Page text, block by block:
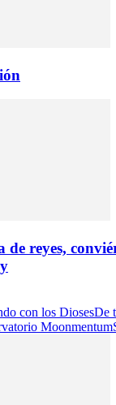
de reyes,
con los DiosesDe
Moonmentum